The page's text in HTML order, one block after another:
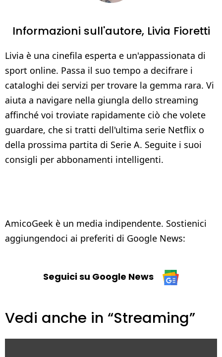
Informazioni sull'autore, Livia Fioretti
Livia è una cinefila esperta e un'appassionata di
sport online. Passa il suo tempo a decifrare i
cataloghi dei servizi per trovare la gemma rara. Vi
aiuta a navigare nella giungla dello streaming
affinché voi troviate rapidamente ciò che volete
guardare, che si tratti dell'ultima serie Netflix o
della prossima partita di Serie A. Seguite i suoi
consigli per abbonamenti intelligenti.
AmicoGeek è un media indipendente. Sostienici
aggiungendoci ai preferiti di Google News:
Seguici su Google News
Vedi anche in “Streaming”